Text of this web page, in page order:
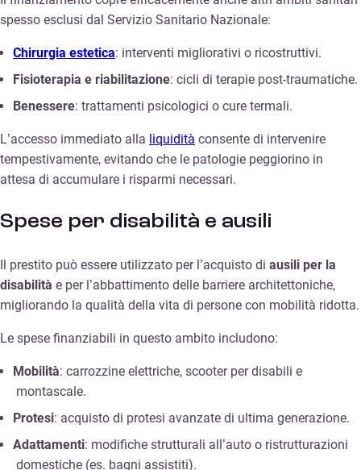
spesso esclusi dal Servizio Sanitario Nazionale:
Chirurgia estetica: interventi migliorativi o ricostruttivi.
Fisioterapia e riabilitazione: cicli di terapie post-traumatiche.
Benessere: trattamenti psicologici o cure termali.
L’accesso immediato alla liquidità consente di intervenire
tempestivamente, evitando che le patologie peggiorino in
attesa di accumulare i risparmi necessari.
Spese per disabilità e ausili
Il prestito può essere utilizzato per l’acquisto di ausili per la
disabilità e per l’abbattimento delle barriere architettoniche,
migliorando la qualità della vita di persone con mobilità ridotta.
Le spese finanziabili in questo ambito includono:
Mobilità: carrozzine elettriche, scooter per disabili e
montascale.
Protesi: acquisto di protesi avanzate di ultima generazione.
Adattamenti: modifiche strutturali all’auto o ristrutturazioni
domestiche (es. bagni assistiti).